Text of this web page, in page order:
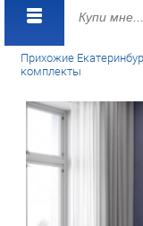
Прихожие Екатеринбург
комплекты